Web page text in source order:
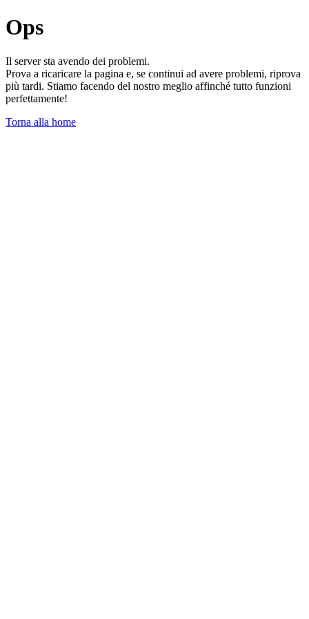
Ops
Il server sta avendo dei problemi.
Prova a ricaricare la pagina e, se continui ad avere problemi, riprova
più tardi. Stiamo facendo del nostro meglio affinché tutto funzioni
perfettamente!
Torna alla home